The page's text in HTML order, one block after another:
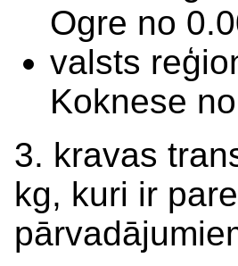
Ogre no
valsts
Koknese
3. kravas
kg, kuri ir